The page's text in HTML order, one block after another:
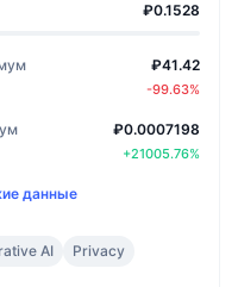
₽0.1528
₽41.42
-99.63%
₽0.0007198
+21005.76%
данные
AI
Privacy